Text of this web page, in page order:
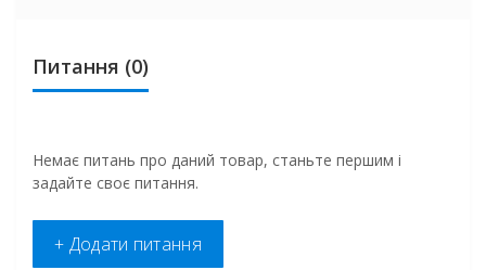
Питання (0)
Немає питань про даний товар, станьте першим і
задайте своє питання.
+ Додати питання